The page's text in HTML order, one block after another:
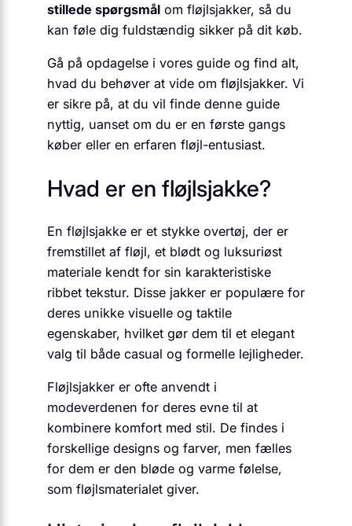
stillede spørgsmål om fløjlsjakker, så du
kan føle dig fuldstændig sikker på dit køb.
Gå på opdagelse i vores guide og find alt,
hvad du behøver at vide om fløjlsjakker. Vi
er sikre på, at du vil finde denne guide
nyttig, uanset om du er en første gangs
køber eller en erfaren fløjl-entusiast.
Hvad er en fløjlsjakke?
En fløjlsjakke er et stykke overtøj, der er
fremstillet af fløjl, et blødt og luksuriøst
materiale kendt for sin karakteristiske
ribbet tekstur. Disse jakker er populære for
deres unikke visuelle og taktile
egenskaber, hvilket gør dem til et elegant
valg til både casual og formelle lejligheder.
Fløjlsjakker er ofte anvendt i
modeverdenen for deres evne til at
kombinere komfort med stil. De findes i
forskellige designs og farver, men fælles
for dem er den bløde og varme følelse,
som fløjlsmaterialet giver.